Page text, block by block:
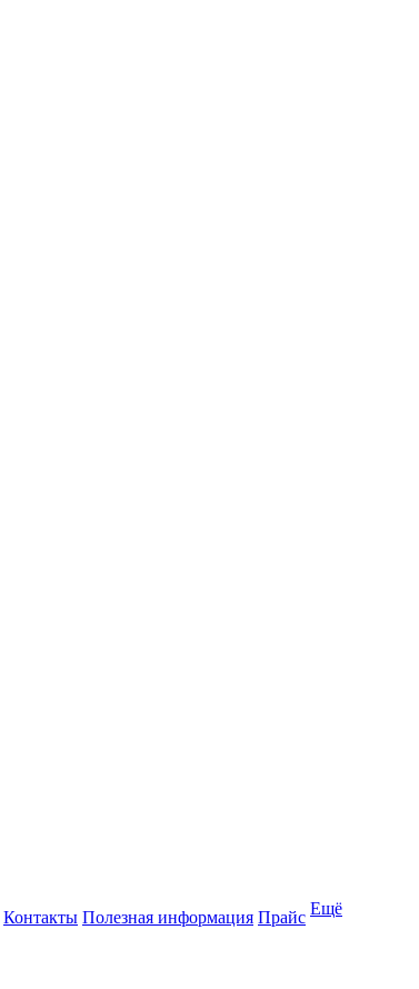
Контакты Полезная информация Прайс Ещё